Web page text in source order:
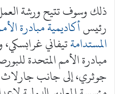
ذلك وسوف تتيح ورشة
رئيسأكاديمية مبادرة
المستدامةتيفاني غرابسكي،
مبادرة الأمم المتحدة
جوثري، إلى جانب